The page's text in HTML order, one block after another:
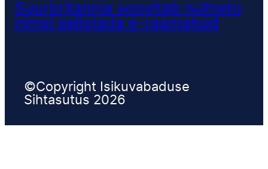
Suurbritannia soovitab nullneto
nimel eelistada e-raamatuid
©Copyright Isikuvabaduse
Sihtasutus 2026